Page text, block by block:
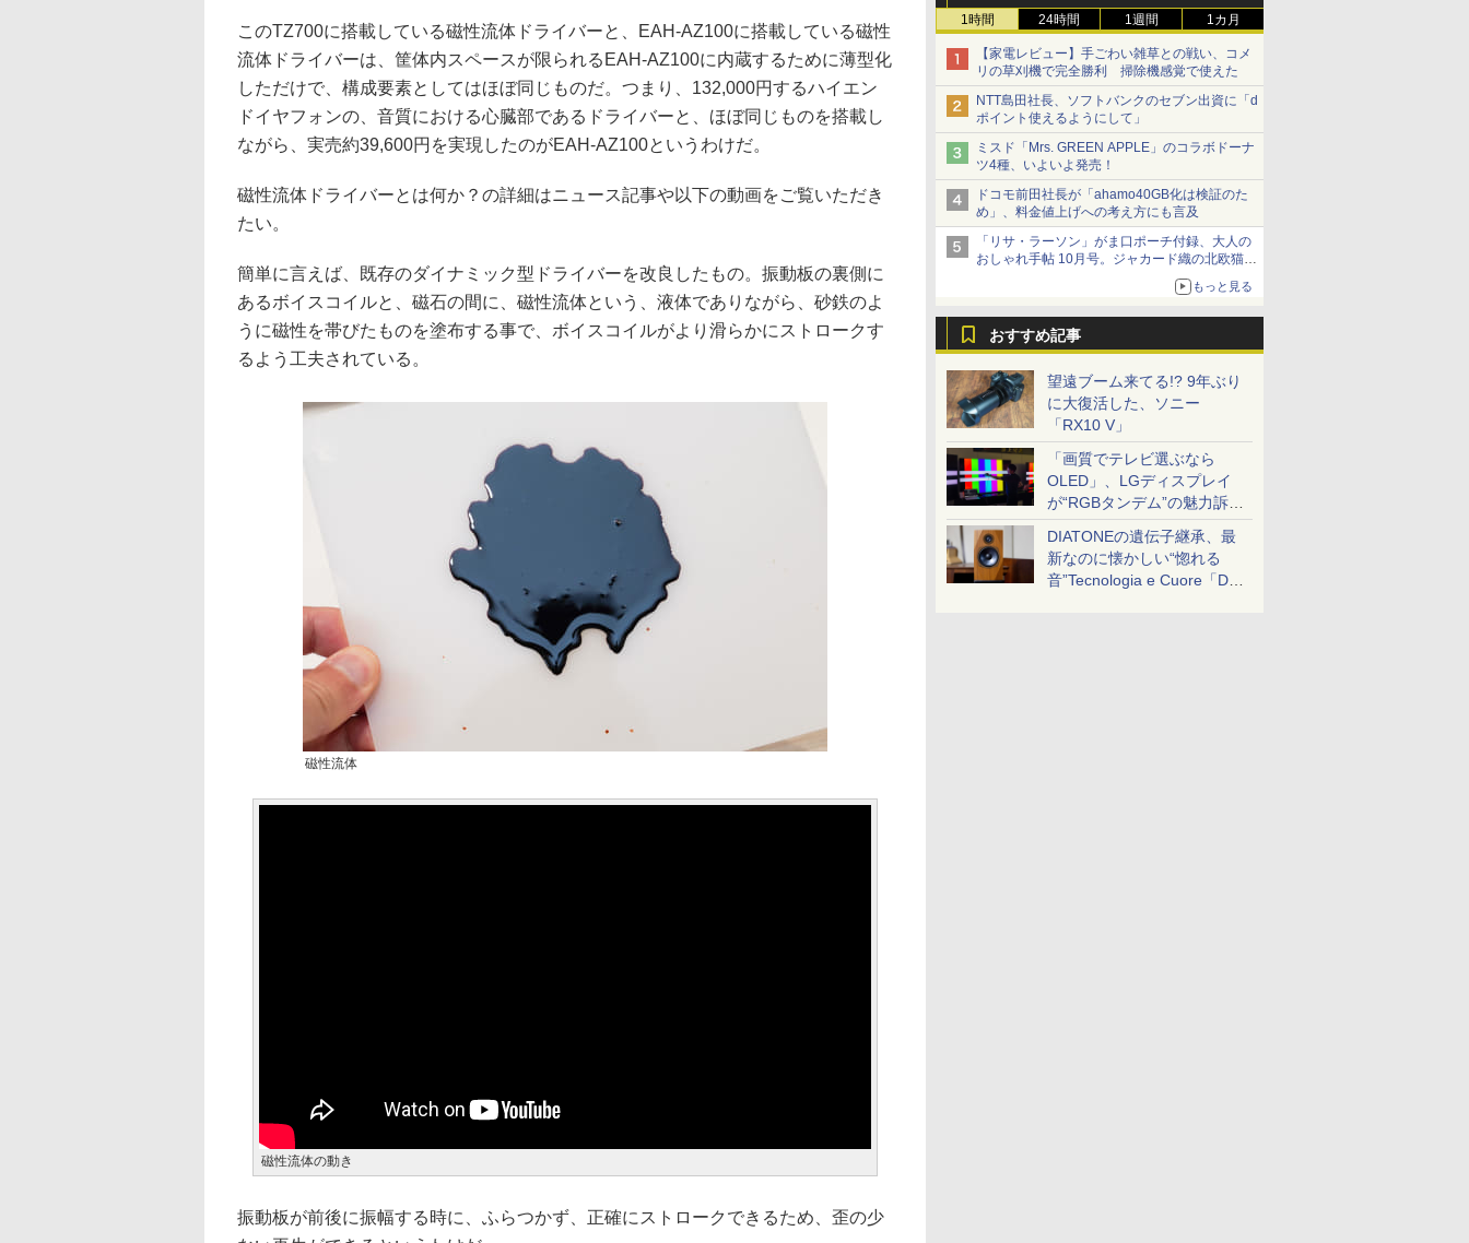
1時間 24時間 1週間 1カ月
【家電レビュー】手ごわい雑草との戦い、コメ
リの草刈機で完全勝利 掃除機感覚で使えた
NTT島田社長、ソフトバンクのセブン出資に「d
ポイント使えるようにして」
ミスド「Mrs. GREEN APPLE」のコラボドーナ
ツ4種、いよいよ発売！
ドコモ前田社長が「ahamo40GB化は検証のた
め」、料金値上げへの考え方にも言及
「リサ・ラーソン」がま口ポーチ付録、大人の
おしゃれ手帖 10月号。ジャカード織の北欧猫デ
もっと見る
おすすめ記事
望遠ブーム来てる!? 9年ぶり
に大復活した、ソニー
「RX10 V」
「画質でテレビ選ぶなら
OLED」、LGディスプレイ
が“RGBタンデム”の魅力訴
求。液晶とのガチ比較も
DIATONEの遺伝子継承、最
新なのに懐かしい“惚れる
音”Tecnologia e Cuore「DS-
このTZ700に搭載している磁性流体ドライバーと、EAH-AZ100に搭載している磁性
流体ドライバーは、筐体内スペースが限られるEAH-AZ100に内蔵するために薄型化
しただけで、構成要素としてはほぼ同じものだ。つまり、132,000円するハイエン
ドイヤフォンの、音質における心臓部であるドライバーと、ほぼ同じものを搭載し
ながら、実売約39,600円を実現したのがEAH-AZ100というわけだ。
磁性流体ドライバーとは何か？の詳細はニュース記事や以下の動画をご覧いただき
たい。
簡単に言えば、既存のダイナミック型ドライバーを改良したもの。振動板の裏側に
あるボイスコイルと、磁石の間に、磁性流体という、液体でありながら、砂鉄のよ
うに磁性を帯びたものを塗布する事で、ボイスコイルがより滑らかにストロークす
るよう工夫されている。
磁性流体
磁性流体の動き
振動板が前後に振幅する時に、ふらつかず、正確にストロークできるため、歪の少